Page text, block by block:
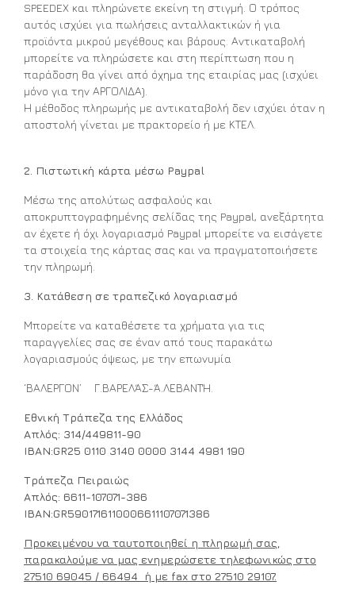
SPEEDEX και πληρώνετε εκείνη τη στιγμή. Ο τρόπος
αυτός ισχύει για πωλήσεις ανταλλακτικών ή για
προϊόντα μικρού μεγέθους και βάρους. Αντικαταβολή
μπορείτε να πληρώσετε και στη περίπτωση που η
παράδοση θα γίνει από όχημα της εταιρίας μας (ισχύει
μόνο για την ΑΡΓΟΛΙΔΑ).
Η μέθοδος πληρωμής με αντικαταβολή δεν ισχύει όταν η
αποστολή γίνεται με πρακτορείο ή με ΚΤΕΛ.
2. Πιστωτική κάρτα μέσω Paypal
Μέσω της απολύτως ασφαλούς και
αποκρυπτογραφημένης σελίδας της Paypal, ανεξάρτητα
αν έχετε ή όχι λογαριασμό Paypal μπορείτε να εισάγετε
τα στοιχεία της κάρτας σας και να πραγματοποιήσετε
την πληρωμή.
3. Κατάθεση σε τραπεζικό λογαριασμό
Μπορείτε να καταθέσετε τα χρήματα για τις
παραγγελίες σας σε έναν από τους παρακάτω
λογαριασμούς όψεως, με την επωνυμία
‘ΒΑΛΕΡΓΟΝ’ Γ.ΒΑΡΕΛΆΣ-Ά.ΛΕΒΑΝΤΉ.
Εθνική Τράπεζα της Ελλάδος
Απλός: 314/449811-90
IBAN:GR25 0110 3140 0000 3144 4981 190
Τράπεζα Πειραιώς
Απλός: 6611-107071-386
IBAN:GR5901716110006611107071386
Προκειμένου να ταυτοποιηθεί η πληρωμή σας,
παρακαλούμε να μας ενημερώσετε τηλεφωνικώς στο
27510 69045 / 66494 ή με fax στο 27510 29107.